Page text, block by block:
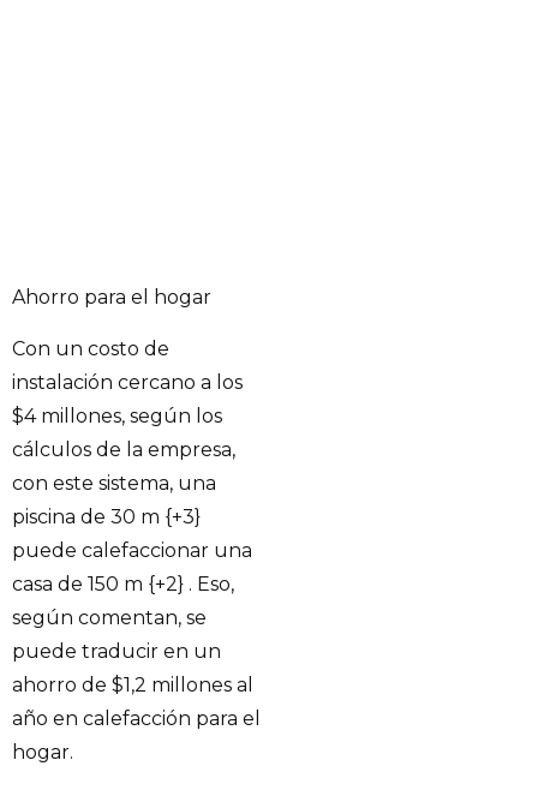
Ahorro para el hogar
Con un costo de
instalación cercano a los
$4 millones, según los
cálculos de la empresa,
con este sistema, una
piscina de 30 m {+3}
puede calefaccionar una
casa de 150 m {+2} . Eso,
según comentan, se
puede traducir en un
ahorro de $1,2 millones al
año en calefacción para el
hogar.